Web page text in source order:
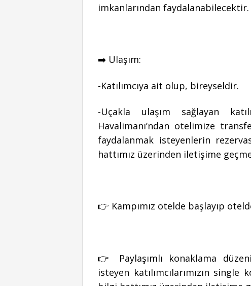
imkanlarından faydalanabilecektir.
➡️ Ulaşım:
-Katılımcıya ait olup, bireyseldir.
-Uçakla ulaşım sağlayan
Havalimanı’ndan otelimize
faydalanmak isteyenlerin
hattımız üzerinden iletişime
👉 Kampımız otelde başlayıp
👉 Paylaşımlı konaklama
isteyen katılımcılarımızın